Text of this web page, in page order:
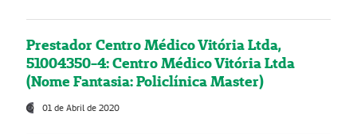
Prestador Centro Médico Vitória Ltda,
51004350-4: Centro Médico Vitória Ltda
(Nome Fantasia: Policlínica Master)
01 de Abril de 2020